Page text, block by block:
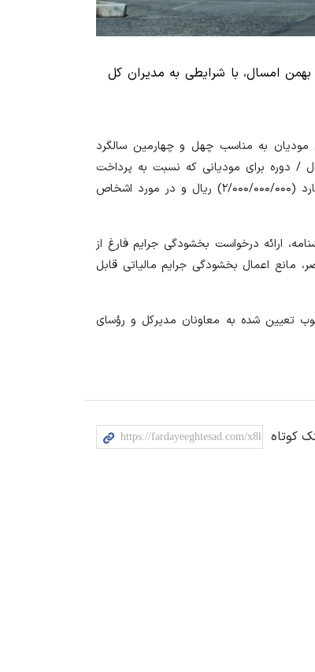
امسال، با شرایطی به مدیران کل
مودیان به مناسب چهل و چهارمین سالگرد
/ دوره برای مودیانی که نسبت به پرداخت
بدهی سال یا دوره مربوط تا آخر بهمن ماه امسال اقدام کنند در خصوص اشخاص حقیقی تا سقف ۲ میلیارد (۲/۰۰۰/۰۰۰/۰۰۰) ریال و در مورد اشخاص
ارائه درخواست بخشودگی جرایم فارغ از
اعمال بخشودگی جرایم مالیاتی قابل
تعیین شده به معاونان مدیرکل و رؤسای
کوتاه